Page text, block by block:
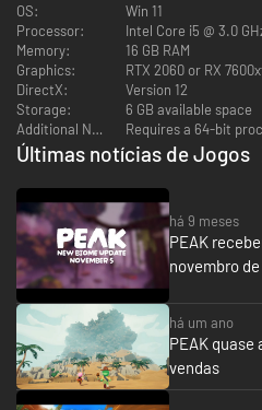
SOBREVIVE
UMA NOVA ILHA TODOS OS DIAS
O mapa do jogo entra em rotação a
estrutura diferente a cada dia ou tenta
várias vezes no mesmo dia até a
OS:
Win 11
Processor:
Intel Core i5 @ 3.0
Memory:
16 GB RAM
Graphics:
RTX 2060 or RX
DirectX:
Version 12
Storage:
6 GB available space
Additional Notes:
Requires a 64-bit
Últimas notícias de Jogos
há 9 meses
PEAK
novembro
há um ano
PEAK quase
vendas